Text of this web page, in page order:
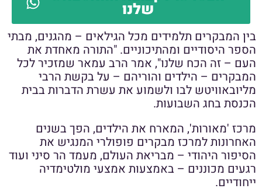
שלנו
בין המבקרים תלמידים מכל הגילאים – מהגנים, מבתי
הספר היסודיים ומהתיכוניים. "התורה מאחדת את
העם – זה הכח שלנו", אמר הרב עמאר שמזכיר לכל
המבקרים – הילדים והוריהם – על בקשת הרבי
מליובאוויטש לבו ולשמוע את עשרת הדברות בבית
הכנסת בחג השבועות.
מרכז 'מאורות', המארח את הילדים, הפך בשנים
האחרונות למרכז מבקרים פופולרי המנגיש את
הסיפור היהודי – מבריאת העולם, מעמד הר סיני ועוד
רגעים מכוננים – באמצעות אמצעי מולטימדיה
ייחודיים.